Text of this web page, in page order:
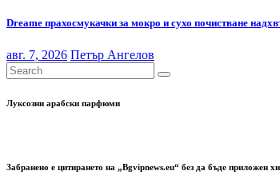
Dreame прахосмукачки за мокро и сухо почистване
авг. 7, 2026 Петър Ангелов
Луксозни арабски парфюми
Забранено е цитирането на „Bgvipnews.eu“ без да бъде приложен